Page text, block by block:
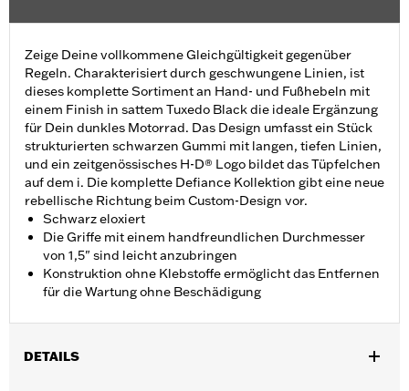
Zeige Deine vollkommene Gleichgültigkeit gegenüber
Regeln. Charakterisiert durch geschwungene Linien, ist
dieses komplette Sortiment an Hand- und Fußhebeln mit
einem Finish in sattem Tuxedo Black die ideale Ergänzung
für Dein dunkles Motorrad. Das Design umfasst ein Stück
strukturierten schwarzen Gummi mit langen, tiefen Linien,
und ein zeitgenössisches H-D® Logo bildet das Tüpfelchen
auf dem i. Die komplette Defiance Kollektion gibt eine neue
rebellische Richtung beim Custom-Design vor.
Schwarz eloxiert
Die Griffe mit einem handfreundlichen Durchmesser
von 1,5" sind leicht anzubringen
Konstruktion ohne Klebstoffe ermöglicht das Entfernen
für die Wartung ohne Beschädigung
DETAILS